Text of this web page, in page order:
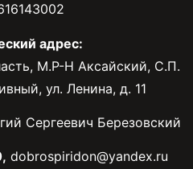
адрес:
М.Р-Н Аксайский, С.П.
ул. Ленина, д. 11
Сергеевич Березовский
dobrospiridon@yandex.ru